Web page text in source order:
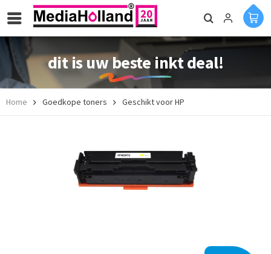
dit is uw beste inkt deal!
Home Goedkope toners Geschikt voor HP